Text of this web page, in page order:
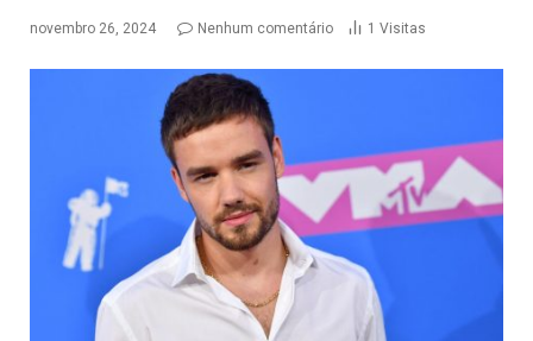
novembro 26, 2024 Nenhum comentário 1 Visitas